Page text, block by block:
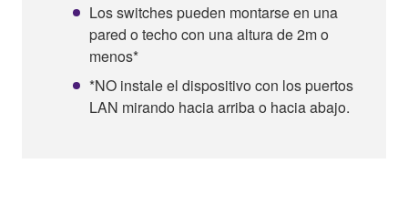
Los switches pueden montarse en una
pared o techo con una altura de 2m o
menos*
*NO instale el dispositivo con los puertos
LAN mirando hacia arriba o hacia abajo.